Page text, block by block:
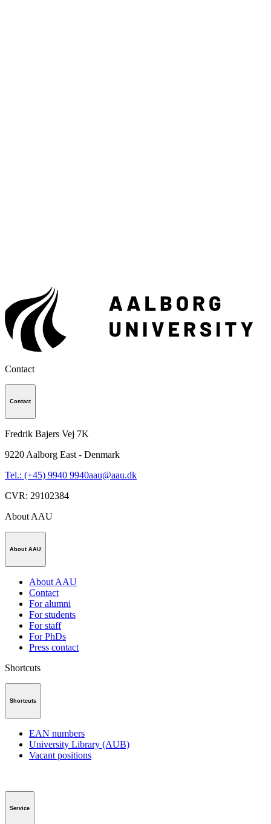
Contact
Contact
Fredrik Bajers Vej 7K
9220 Aalborg East - Denmark
Tel.: (+45) 9940 9940aau@aau.dk
CVR: 29102384
About AAU
About AAU
About AAU
Contact
For alumni
For students
For staff
For PhDs
Press contact
Shortcuts
Shortcuts
EAN numbers
University Library (AUB)
Vacant positions
Service